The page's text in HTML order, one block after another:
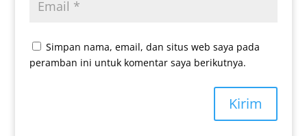
Simpan nama, email, dan situs web saya pada
peramban ini untuk komentar saya berikutnya.
Kirim